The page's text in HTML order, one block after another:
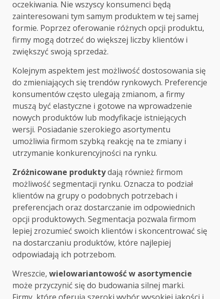
oczekiwania. Nie wszyscy konsumenci będą
zainteresowani tym samym produktem w tej samej
formie. Poprzez oferowanie różnych opcji produktu,
firmy mogą dotrzeć do większej liczby klientów i
zwiększyć swoją sprzedaż.
Kolejnym aspektem jest możliwość dostosowania się
do zmieniających się trendów rynkowych. Preferencje
konsumentów często ulegają zmianom, a firmy
muszą być elastyczne i gotowe na wprowadzenie
nowych produktów lub modyfikacje istniejących
wersji. Posiadanie szerokiego asortymentu
umożliwia firmom szybką reakcję na te zmiany i
utrzymanie konkurencyjności na rynku.
Zróżnicowane produktydają również firmom
możliwość segmentacji rynku. Oznacza to podział
klientów na grupy o podobnych potrzebach i
preferencjach oraz dostarczanie im odpowiednich
opcji produktowych. Segmentacja pozwala firmom
lepiej zrozumieć swoich klientów i skoncentrować się
na dostarczaniu produktów, które najlepiej
odpowiadają ich potrzebom.
Wreszcie, wielowariantowość w asortymencie
może przyczynić się do budowania silnej marki.
Firmy, które oferują szeroki wybór wysokiej jakości i